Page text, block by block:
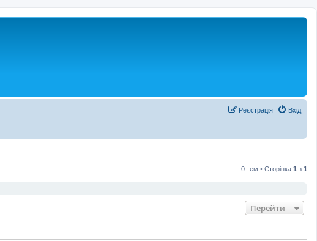
Вхід
Реєстрація
0 тем • Сторінка 1 з 1
Перейти